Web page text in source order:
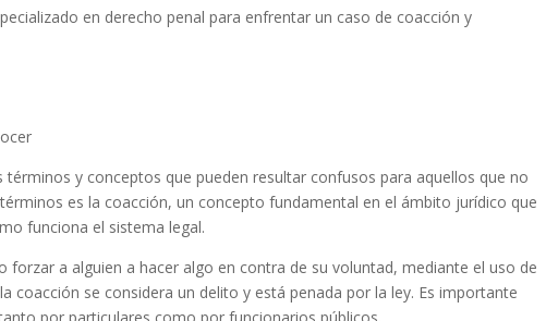
en derecho penal para enfrentar un caso de coacción y
y conceptos que pueden resultar confusos para aquellos que no
es la coacción, un concepto fundamental en el ámbito jurídico que
funciona el sistema legal.
forzar a alguien a hacer algo en contra de su voluntad, mediante el uso de
coacción se considera un delito y está penada por la ley. Es importante
por particulares como por funcionarios públicos.